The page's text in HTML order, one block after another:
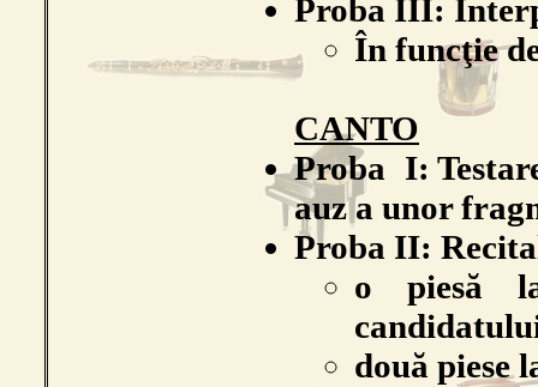
Proba III:
În funcţie
CANTO
Proba I:
auz a unor
Proba II:
o piesă
două piese